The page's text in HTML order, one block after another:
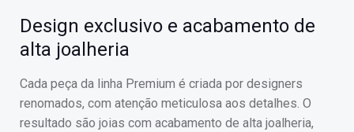
Design exclusivo e acabamento de
alta joalheria
Cada peça da linha Premium é criada por designers
renomados, com atenção meticulosa aos detalhes. O
resultado são joias com acabamento de alta joalheria,